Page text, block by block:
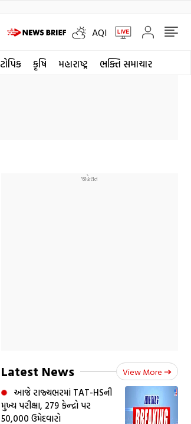
AQI
ટોપિક કૃષિ મહારાષ્ટ્ર ભક્તિ સમાચાર
Latest News View More
આજે રાજ્યભરમાં TAT-HSની
મુખ્ય પરીક્ષા, 279 કેન્દ્રો પર
50,000 ઉમેદવારો